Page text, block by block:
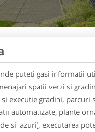
puteti gasi informatii
spatii verzi si
executie gradini,
automatizate, plante
si iazuri), executarea